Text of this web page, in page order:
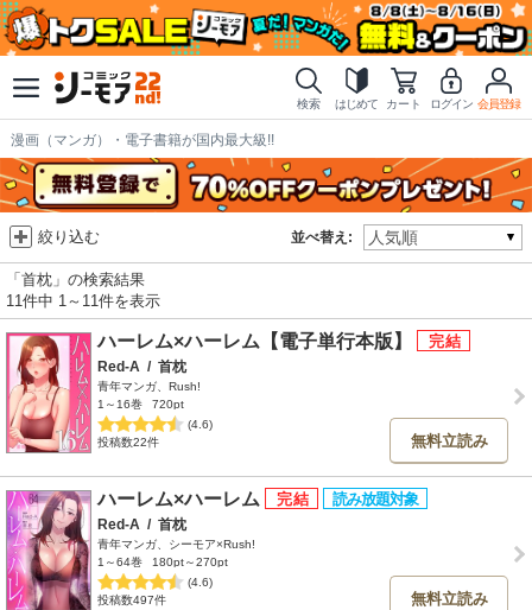
検索 はじめて カート ログイン 会員登録
漫画（マンガ）・電子書籍が国内最大級!!
並べ替え:
絞り込む
「首枕」の検索結果
11件中 1～11件を表示
ハーレム×ハーレム【電子単行本版】
Red-A / 首枕
青年マンガ、Rush!
1～16巻
720pt
(4.6)
投稿数22件
無料立読み
ハーレム×ハーレム
Red-A / 首枕
青年マンガ、シーモア×Rush!
1～64巻
180pt～270pt
(4.6)
投稿数497件
無料立読み